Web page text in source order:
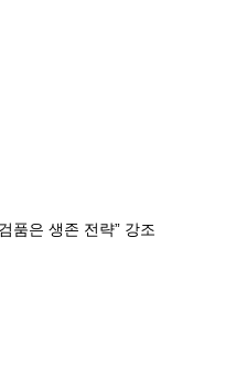
품은 생존 전략” 강조